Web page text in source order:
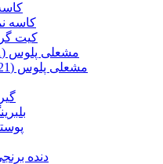
کاسه
کیت
مشعلی پلوس (21 خار بلند)
مشعلی پلوس (21 خار) کوتاه
دنده